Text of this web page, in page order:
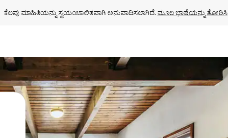
ಕೆಲವು ಮಾಹಿತಿಯನ್ನು ಸ್ವಯಂಚಾಲಿತವಾಗಿ ಅನುವಾದಿಸಲಾಗಿದೆ. ಮೂಲ ಭಾಷೆಯನ್ನು ತೋರಿಸಿ